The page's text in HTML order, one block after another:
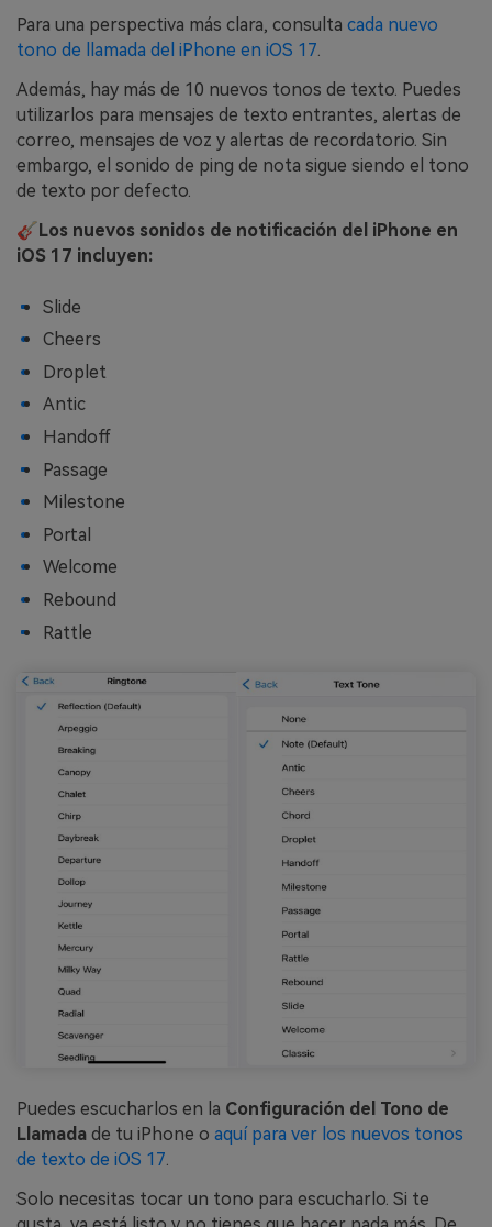
Para una perspectiva más clara, consulta cada nuevo
tono de llamada del iPhone en iOS 17.
Además, hay más de 10 nuevos tonos de texto. Puedes
utilizarlos para mensajes de texto entrantes, alertas de
correo, mensajes de voz y alertas de recordatorio. Sin
embargo, el sonido de ping de nota sigue siendo el tono
de texto por defecto.
🎸Los nuevos sonidos de notificación del iPhone en
iOS 17 incluyen:
Slide
Cheers
Droplet
Antic
Handoff
Passage
Milestone
Portal
Welcome
Rebound
Rattle
Puedes escucharlos en la Configuración del Tono de
Llamada de tu iPhone o aquí para ver los nuevos tonos
de texto de iOS 17
Solo necesitas tocar un tono para escucharlo. Si te